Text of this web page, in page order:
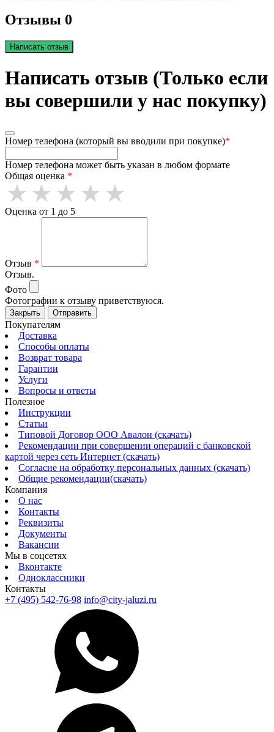
Отзывы 0
Написать отзыв
Написать отзыв (Только если
вы совершили у нас покупку)
Номер телефона (который вы вводили при покупке)*
Номер телефона может быть указан в любом формате
Общая оценка *
Оценка от 1 до 5
Отзыв *
Отзыв.
Фото
Фотографии к отзыву приветствуюся.
Закрыть Отправить
Покупателям
Доставка
Способы оплаты
Возврат товара
Гарантии
Услуги
Вопросы и ответы
Полезное
Инструкции
Статьи
Типовой Договор ООО Авалон (скачать)
Рекомендации при совершении операций с банковской
картой через сеть Интернет (скачать)
Согласие на обработку персональных данных (скачать)
Общие рекомендации(скачать)
Компания
О нас
Контакты
Реквизиты
Документы
Вакансии
Мы в соцсетях
Вконтакте
Одноклассники
Контакты
+7 (495) 542-76-98 info@city-jaluzi.ru